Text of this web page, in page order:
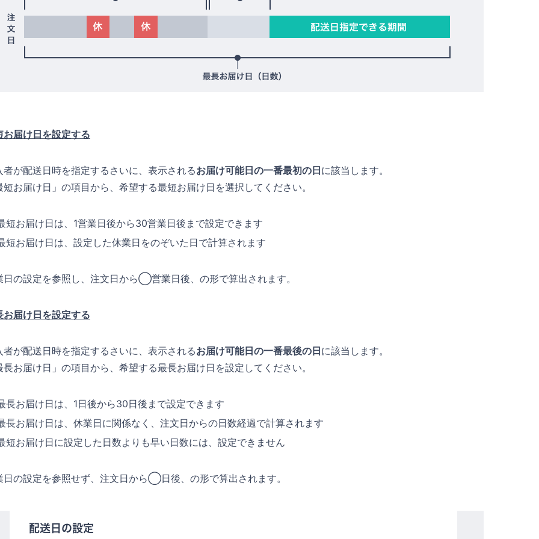
お届け日を設定する
者が配送日時を指定するさいに、表示されるお届け可能日の一番最初の日に該当します。
短お届け日」の項目から、希望する最短お届け日を選択してください。
短お届け日は、1営業日後から30営業日後まで設定できます
短お届け日は、設定した休業日をのぞいた日で計算されます
日の設定を参照し、注文日から◯営業日後、の形で算出されます。
お届け日を設定する
者が配送日時を指定するさいに、表示されるお届け可能日の一番最後の日に該当します。
長お届け日」の項目から、希望する最長お届け日を設定してください。
長お届け日は、1日後から30日後まで設定できます
長お届け日は、休業日に関係なく、注文日からの日数経過で計算されます
短お届け日に設定した日数よりも早い日数には、設定できません
日の設定を参照せず、注文日から◯日後、の形で算出されます。